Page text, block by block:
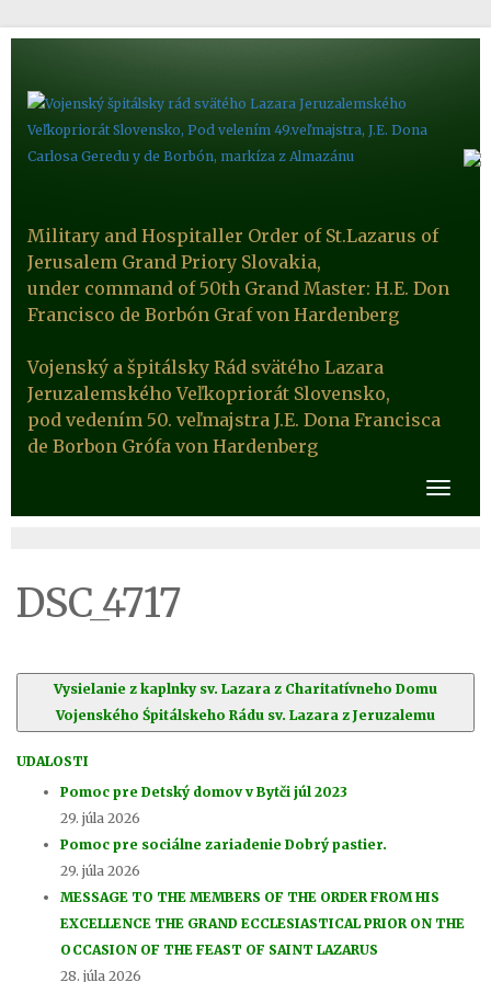
Military and Hospitaller Order of St.Lazarus of
Jerusalem Grand Priory Slovakia,
under command of 50th Grand Master: H.E. Don
Francisco de Borbón Graf von Hardenberg
Vojenský a špitálsky Rád svätého Lazara
Jeruzalemského Veľkopriorát Slovensko,
pod vedením 50. veľmajstra J.E. Dona Francisca
de Borbon Grófa von Hardenberg
DSC_4717
Vysielanie z kaplnky sv. Lazara z Charitatívneho Domu
Vojenského Śpitálskeho Rádu sv. Lazara z Jeruzalemu
UDALOSTI
Pomoc pre Detský domov v Bytči júl 2023
29. júla 2026
Pomoc pre sociálne zariadenie Dobrý pastier.
29. júla 2026
MESSAGE TO THE MEMBERS OF THE ORDER FROM HIS
EXCELLENCE THE GRAND ECCLESIASTICAL PRIOR ON THE
OCCASION OF THE FEAST OF SAINT LAZARUS
28. júla 2026